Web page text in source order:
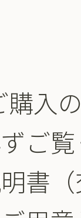
購入
ご
明書